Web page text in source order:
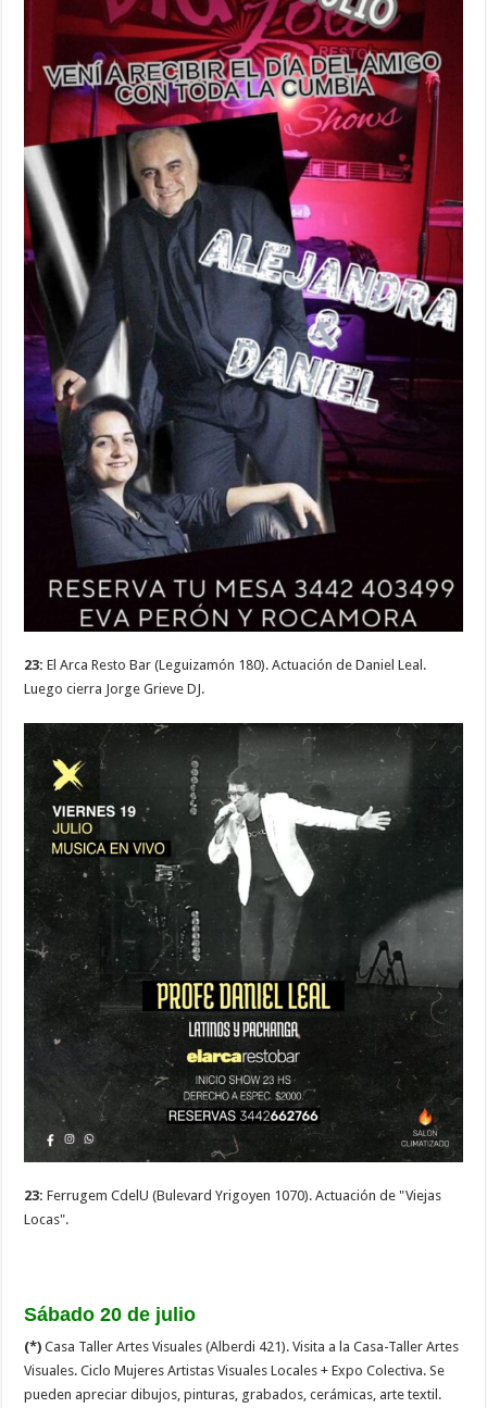
23:El Arca Resto Bar (Leguizamón 180). Actuación de Daniel Leal.
Luego cierra Jorge Grieve DJ.
23: Ferrugem CdelU (Bulevard Yrigoyen 1070). Actuación de "Viejas
Locas".
Sábado 20 de julio
(*) Casa Taller Artes Visuales (Alberdi 421). Visita a la Casa-Taller Artes
Visuales. Ciclo Mujeres Artistas Visuales Locales + Expo Colectiva. Se
pueden apreciar dibujos, pinturas, grabados, cerámicas, arte textil.